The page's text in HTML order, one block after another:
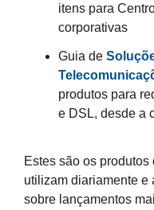
itens para
corporativas
Guia de
produtos para
e DSL, desde a
Estes são os
utilizam diariamente e
sobre lançamentos